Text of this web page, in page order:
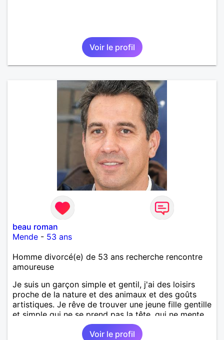
Voir le profil
beau roman
Mende - 53 ans
Homme divorcé(e) de 53 ans recherche rencontre
amoureuse
Je suis un garçon simple et gentil, j'ai des loisirs
proche de la nature et des animaux et des goûts
artistiques. Je rêve de trouver une jeune fille gentille
et simple qui ne se prend pas la tête, qui ne mente
pas,qui ne s'invente pas des histoires pour se faire
briller, mais au contraire qu'elle soit naturelle et
Voir le profil